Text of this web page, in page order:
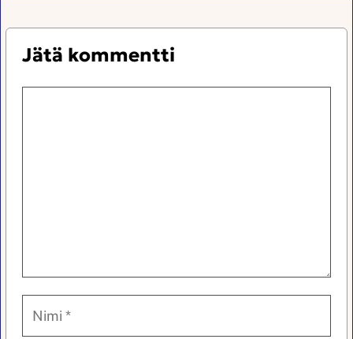
Jätä kommentti